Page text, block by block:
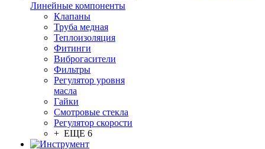
Линейные компоненты
Клапаны
Труба медная
Теплоизоляция
Фитинги
Виброгасители
Фильтры
Регулятор уровня
масла
Гайки
Смотровые стекла
Регулятор скорости
+ ЕЩЕ 6